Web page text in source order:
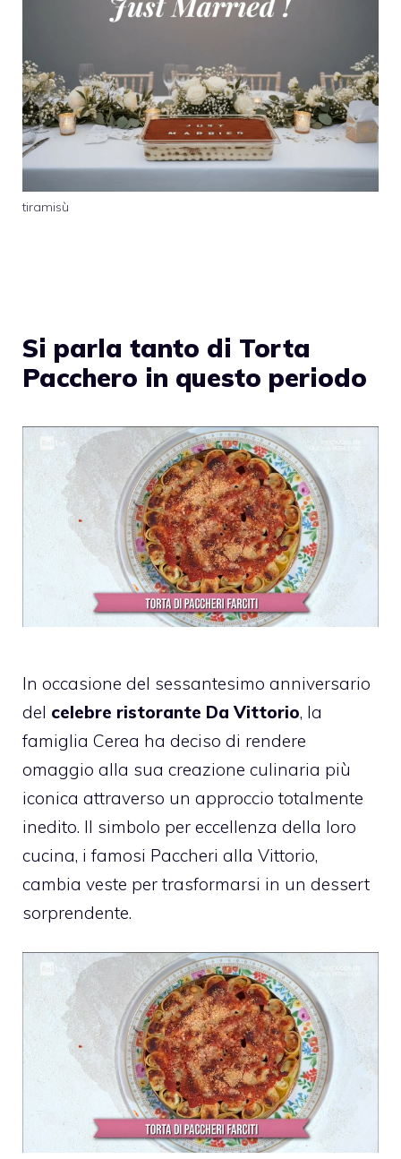
tiramisù
Si parla tanto di Torta
Pacchero in questo periodo
In occasione del sessantesimo anniversario
del celebre ristorante Da Vittorio, la
famiglia Cerea ha deciso di rendere
omaggio alla sua creazione culinaria più
iconica attraverso un approccio totalmente
inedito. Il simbolo per eccellenza della loro
cucina, i famosi Paccheri alla Vittorio,
cambia veste per trasformarsi in un dessert
sorprendente.